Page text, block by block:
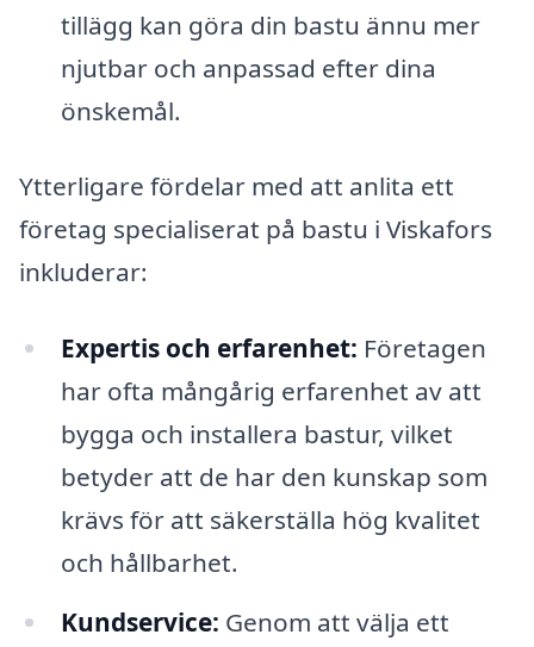
tillägg kan göra din bastu ännu mer
njutbar och anpassad efter dina
önskemål.
Ytterligare fördelar med att anlita ett
företag specialiserat på bastu i Viskafors
inkluderar:
Expertis och erfarenhet: Företagen
har ofta mångårig erfarenhet av att
bygga och installera bastur, vilket
betyder att de har den kunskap som
krävs för att säkerställa hög kvalitet
och hållbarhet.
Kundservice: Genom att välja ett